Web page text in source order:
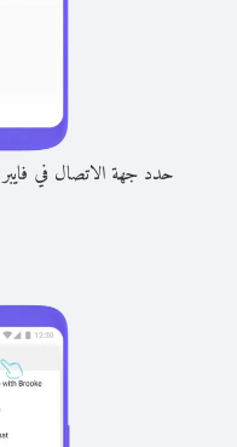
حدد جهة الاتصال في